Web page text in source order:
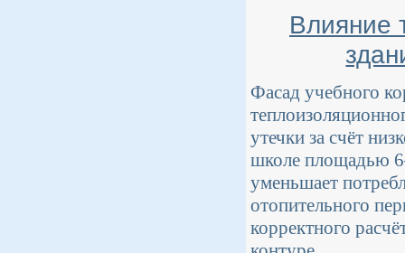
Влияние
Фасад учебного
утечки за счёт
школе площадью
уменьшает
отопительного
корректного